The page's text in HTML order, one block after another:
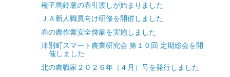
種子馬鈴薯の春引渡しが始まりました
ＪＡ新人職員向け研修を開催しました
春の農作業安全啓蒙を実施しました
津別町スマート農業研究会 第１０回 定期総会を開
催しました
北の農職家２０２６年（４月）号を発行しました